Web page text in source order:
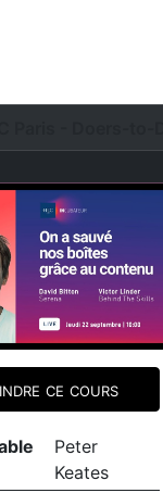
ce cours
Peter
Keates